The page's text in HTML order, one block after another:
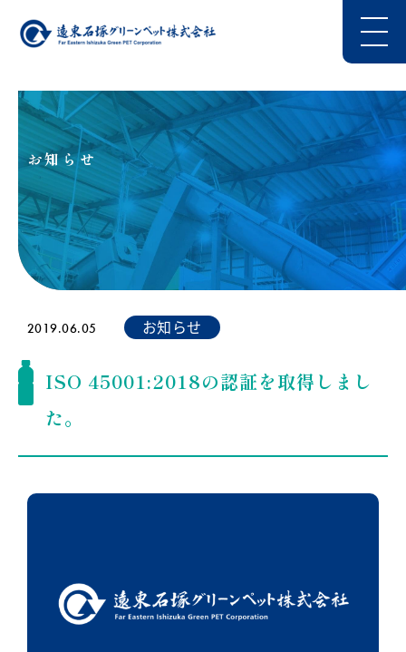
お知らせ
2019.06.05 お知らせ
ISO 45001:2018の認証を取得しまし
た。